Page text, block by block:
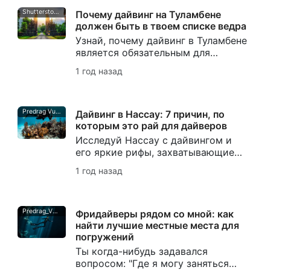
отличной видимостью и обилием
морской жизни.
Shutterstock - Chanchai Duangdoosan
Почему дайвинг на Туламбене
должен быть в твоем списке ведра
Узнай, почему дайвинг в Туламбене
является обязательным для
дайверов любого уровня. Исследуй
культовый затонувший корабль
1 год назад
Predrag Vuckovic
Дайвинг в Нассау: 7 причин, по
которым это рай для дайверов
Исследуй Нассау с дайвингом и
его яркие рифы, захватывающие
погружения с акулами,
драматические стены и культовые
подходящее для каждого дайвера!
1 год назад
Predrag_Vuckovic
Фридайверы рядом со мной: как
найти лучшие местные места для
погружений
Ты когда-нибудь задавался
вопросом: "Где я могу заняться